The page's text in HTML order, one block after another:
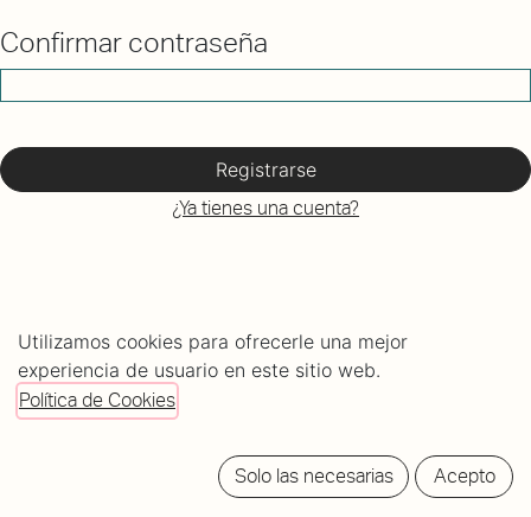
Confirmar contraseña
Registrarse
¿Ya tienes una cuenta?
C/ Mundaiz 8, bajo
20012 Donostia - San Sebastián
Utilizamos cookies para ofrecerle una mejor
experiencia de usuario en este sitio web.
Política de Cookies
Solo las necesarias Acepto